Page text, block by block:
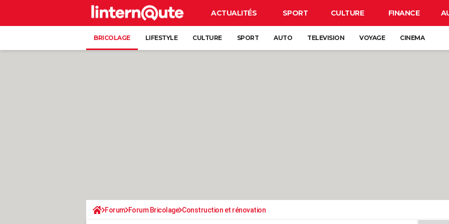
ACTUALITÉS SPORT CULTURE FINANCE
BRICOLAGE LIFESTYLE CULTURE SPORT AUTO TELEVISION VOYAGE CINEMA
Forum Forum Bricolage Construction et rénovation